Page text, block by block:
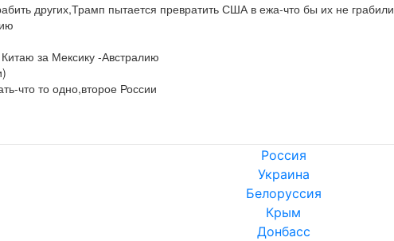
других,Трамп пытается превратить США в ежа-что бы их не грабили
за Мексику -Австралию
что то одно,второе России
Россия
Украина
Белоруссия
Крым
Донбасс